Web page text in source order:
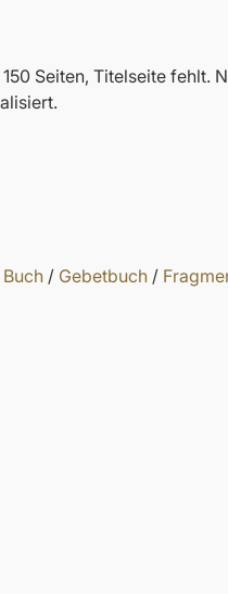
Seiten, Titelseite fehlt.
Buch / Gebetbuch /